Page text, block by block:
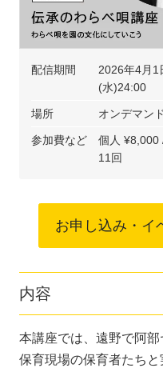
配信期間
2026年4月1
(水)24:00
場所 オンデマンド
参加費など
個人 ¥8,000
11回
お申し込み・イ
内容
本講座では、遠野で阿
保育現場の保育者たちと